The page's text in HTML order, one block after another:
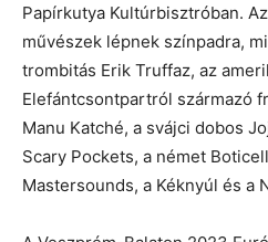
Papírkutya Kultúrbisztróban.
művészek lépnek színpadra,
trombitás Erik Truffaz, az
Elefántcsontpartról származó
Manu Katché, a svájci dobos
Scary Pockets, a német
Mastersounds, a Kéknyúl és a